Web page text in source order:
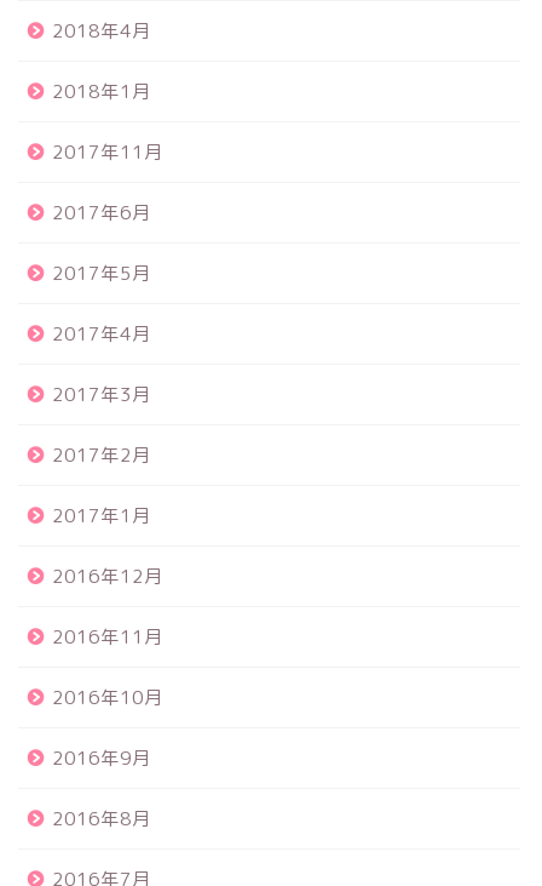
2018年4月
2018年1月
2017年11月
2017年6月
2017年5月
2017年4月
2017年3月
2017年2月
2017年1月
2016年12月
2016年11月
2016年10月
2016年9月
2016年8月
2016年7月